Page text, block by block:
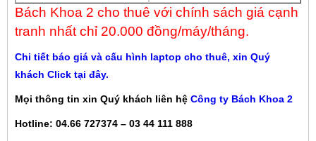
Bách Khoa 2 cho thuê với chính sách giá cạnh
tranh nhất chỉ 20.000 đồng/máy/tháng.
Chi tiết báo giá và cấu hình laptop cho thuê, xin Quý
khách Click tại đây.
Mọi thông tin xin Quý khách liên hệ Công ty Bách Khoa 2
Hotline: 04.66 727374 – 03 44 111 888